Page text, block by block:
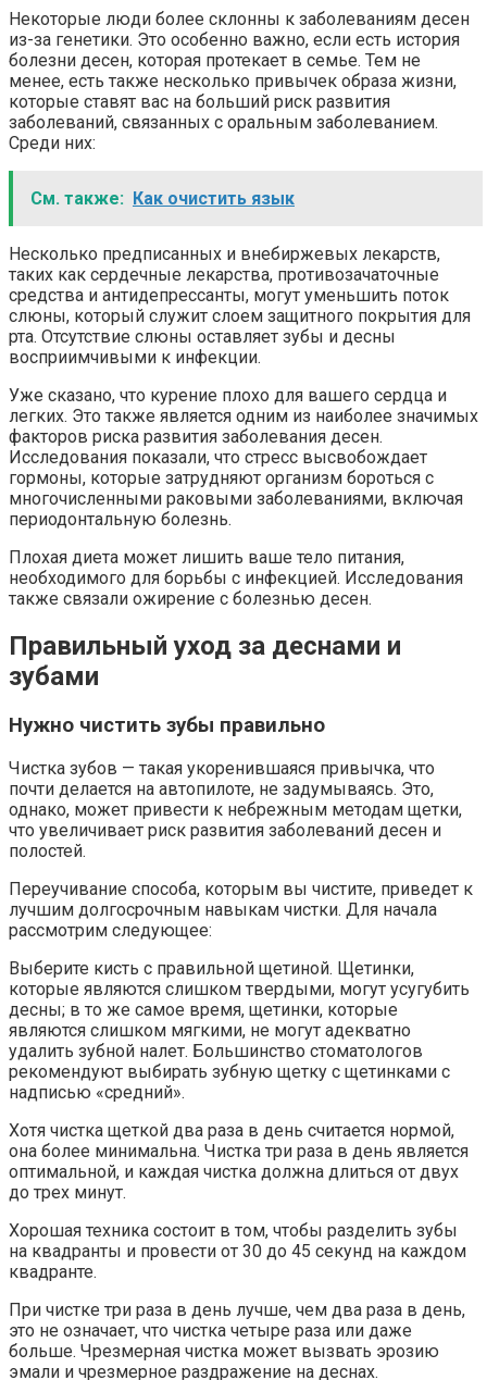
Некоторые люди более склонны к заболеваниям десен
из-за генетики. Это особенно важно, если есть история
болезни десен, которая протекает в семье. Тем не
менее, есть также несколько привычек образа жизни,
которые ставят вас на больший риск развития
заболеваний, связанных с оральным заболеванием.
Среди них:
См. также: Как очистить язык
Несколько предписанных и внебиржевых лекарств,
таких как сердечные лекарства, противозачаточные
средства и антидепрессанты, могут уменьшить поток
слюны, который служит слоем защитного покрытия для
рта. Отсутствие слюны оставляет зубы и десны
восприимчивыми к инфекции.
Уже сказано, что курение плохо для вашего сердца и
легких. Это также является одним из наиболее значимых
факторов риска развития заболевания десен.
Исследования показали, что стресс высвобождает
гормоны, которые затрудняют организм бороться с
многочисленными раковыми заболеваниями, включая
периодонтальную болезнь.
Плохая диета может лишить ваше тело питания,
необходимого для борьбы с инфекцией. Исследования
также связали ожирение с болезнью десен.
Правильный уход за деснами и
зубами
Нужно чистить зубы правильно
Чистка зубов — такая укоренившаяся привычка, что
почти делается на автопилоте, не задумываясь. Это,
однако, может привести к небрежным методам щетки,
что увеличивает риск развития заболеваний десен и
полостей.
Переучивание способа, которым вы чистите, приведет к
лучшим долгосрочным навыкам чистки. Для начала
рассмотрим следующее:
Выберите кисть с правильной щетиной. Щетинки,
которые являются слишком твердыми, могут усугубить
десны; в то же самое время, щетинки, которые
являются слишком мягкими, не могут адекватно
удалить зубной налет. Большинство стоматологов
рекомендуют выбирать зубную щетку с щетинками с
надписью «средний».
Хотя чистка щеткой два раза в день считается нормой,
она более минимальна. Чистка три раза в день является
оптимальной, и каждая чистка должна длиться от двух
до трех минут.
Хорошая техника состоит в том, чтобы разделить зубы
на квадранты и провести от 30 до 45 секунд на каждом
квадранте.
При чистке три раза в день лучше, чем два раза в день,
это не означает, что чистка четыре раза или даже
больше. Чрезмерная чистка может вызвать эрозию
эмали и чрезмерное раздражение на деснах.